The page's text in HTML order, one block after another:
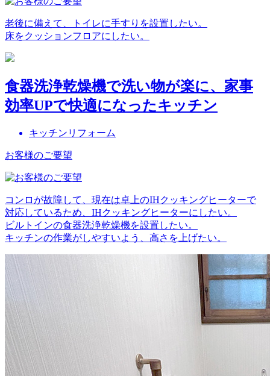
老後に備えて、トイレに手すりを設置したい。
床をクッションフロアにしたい。
食器洗浄乾燥機で洗い物が楽に、家事
効率UPで快適になったキッチン
キッチンリフォーム
お客様のご要望
コンロが故障して、現在は卓上のIHクッキングヒーターで
対応しているため、IHクッキングヒーターにしたい。
ビルトインの食器洗浄乾燥機を設置したい。
キッチンの作業がしやすいよう、高さを上げたい。